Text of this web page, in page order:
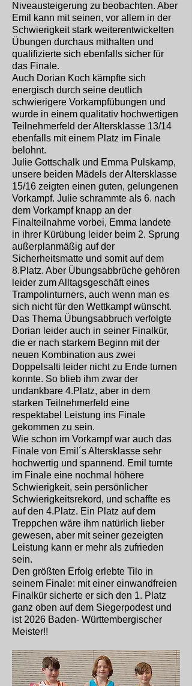
Niveausteigerung zu beobachten. Aber
Emil kann mit seinen, vor allem in der
Schwierigkeit stark weiterentwickelten
Übungen durchaus mithalten und
qualifizierte sich ebenfalls sicher für
das Finale.
Auch Dorian Koch kämpfte sich
energisch durch seine deutlich
schwierigere Vorkampfübungen und
wurde in einem qualitativ hochwertigen
Teilnehmerfeld der Altersklasse 13/14
ebenfalls mit einem Platz im Finale
belohnt.
Julie Gottschalk und Emma Pulskamp,
unsere beiden Mädels der Altersklasse
15/16 zeigten einen guten, gelungenen
Vorkampf. Julie schrammte als 6. nach
dem Vorkampf knapp an der
Finalteilnahme vorbei, Emma landete
in ihrer Kürübung leider beim 2. Sprung
außerplanmäßig auf der
Sicherheitsmatte und somit auf dem
8.Platz. Aber Übungsabbrüche gehören
leider zum Alltagsgeschäft eines
Trampolinturners, auch wenn man es
sich nicht für den Wettkampf wünscht.
Das Thema Übungsabbruch verfolgte
Dorian leider auch in seiner Finalkür,
die er nach starkem Beginn mit der
neuen Kombination aus zwei
Doppelsalti leider nicht zu Ende turnen
konnte. So blieb ihm zwar der
undankbare 4.Platz, aber in dem
starken Teilnehmerfeld eine
respektabel Leistung ins Finale
gekommen zu sein.
Wie schon im Vorkampf war auch das
Finale von Emil´s Altersklasse sehr
hochwertig und spannend. Emil turnte
im Finale eine nochmal höhere
Schwierigkeit, sein persönlicher
Schwierigkeitsrekord, und schaffte es
auf den 4.Platz. Ein Platz auf dem
Treppchen wäre ihm natürlich lieber
gewesen, aber mit seiner gezeigten
Leistung kann er mehr als zufrieden
sein.
Den größten Erfolg erlebte Tilo in
seinem Finale: mit einer einwandfreien
Finalkür sicherte er sich den 1. Platz
ganz oben auf dem Siegerpodest und
ist 2026 Baden- Württembergischer
Meister!!